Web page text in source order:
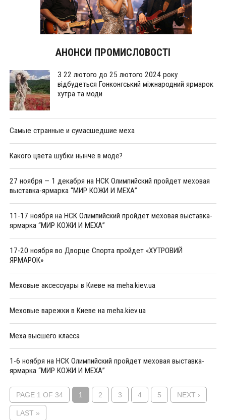
АНОНСИ ПРОМИСЛОВОСТІ
З 22 лютого до 25 лютого 2024 року
відбудеться Гонконгський міжнародний ярмарок
хутра та моди
Самые странные и сумасшедшие меха
Какого цвета шубки нынче в моде?
27 ноября — 1 декабря на НСК Олимпийский пройдет меховая
выставка-ярмарка “МИР КОЖИ И МЕХА”
11-17 ноября на НСК Олимпийский пройдет меховая выставка-
ярмарка “МИР КОЖИ И МЕХА”
17-20 ноября во Дворце Спорта пройдет «ХУТРОВИЙ
ЯРМАРОК»
Меховые аксессуары в Киеве на meha.kiev.ua
Меховые варежки в Киеве на meha.kiev.ua
Меха высшего класса
1-6 ноября на НСК Олимпийский пройдет меховая выставка-
ярмарка “МИР КОЖИ И МЕХА”
PAGE 1 OF 34 1 2 3 4 5 NEXT ›
LAST »